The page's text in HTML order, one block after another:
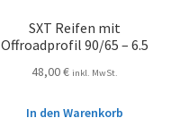
SXT Reifen mit
Offroadprofil 90/65 – 6.5
48,00€ inkl. MwSt.
In den Warenkorb